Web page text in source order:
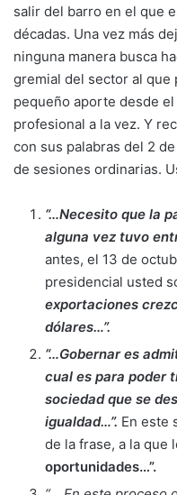
salir del barro en el que
décadas. Una vez más
ninguna manera busca
gremial del sector al
pequeño aporte desde
profesional a la vez. Y
con sus palabras del 2
de sesiones ordinarias.
“…Necesito que la
alguna vez tuvo
antes, el 13 de
presidencial usted
exportaciones
dólares…”.
“…Gobernar es
cual es para poder
sociedad que se
igualdad…”. En este
de la frase, a la que
oportunidades…”.